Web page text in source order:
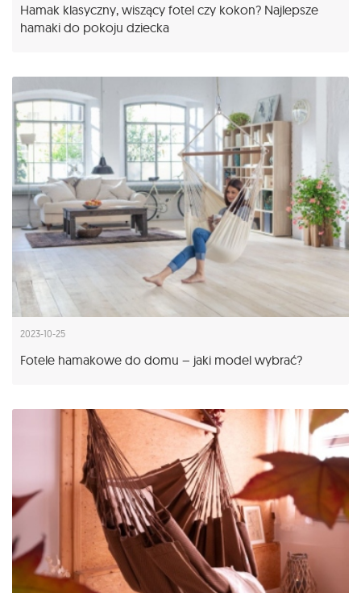
Hamak klasyczny, wiszący fotel czy kokon? Najlepsze
hamaki do pokoju dziecka
2023-10-25
Fotele hamakowe do domu – jaki model wybrać?